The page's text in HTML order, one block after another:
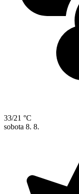
33/21 °C
sobota 8. 8.